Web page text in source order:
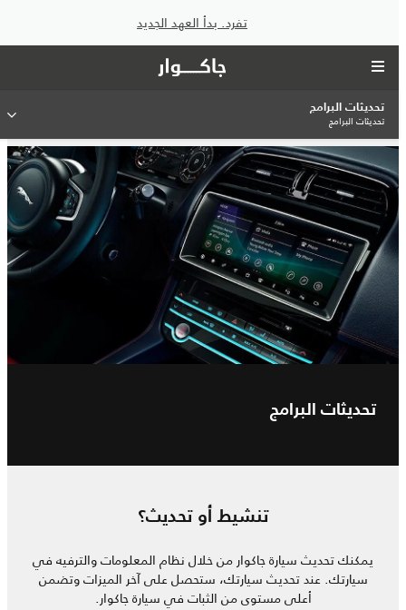
تفرد. بدأ العهد الجديد
تحديثات البرامج
تحديثات البرامج
تحديثات البرامج
تنشيط أو تحديث؟
يمكنك تحديث سيارة جاكوار من خلال نظام المعلومات والترفيه في
سيارتك. عند تحديث سيارتك، ستحصل على آخر الميزات وتضمن
أعلى مستوى من الثبات في سيارة جاكوار.